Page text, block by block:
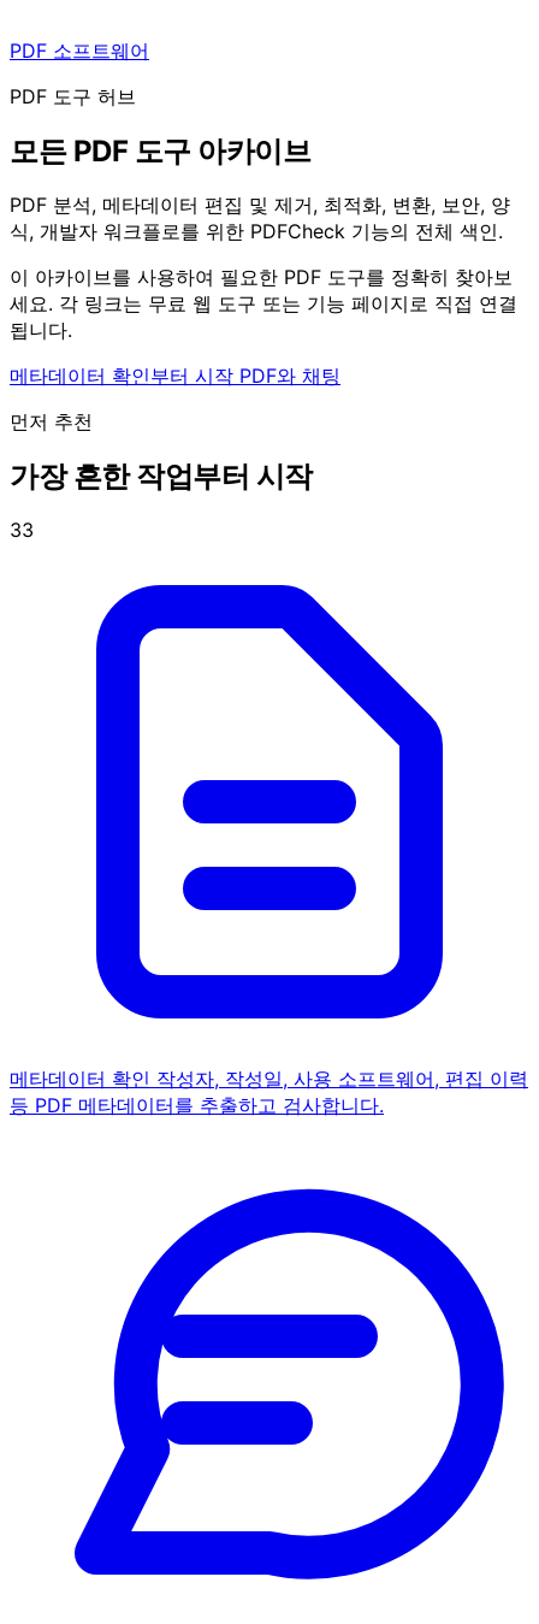
PDF 소프트웨어
PDF 도구 허브
모든 PDF 도구 아카이브
PDF 분석, 메타데이터 편집 및 제거, 최적화, 변환, 보안, 양
식, 개발자 워크플로를 위한 PDFCheck 기능의 전체 색인.
이 아카이브를 사용하여 필요한 PDF 도구를 정확히 찾아보
세요. 각 링크는 무료 웹 도구 또는 기능 페이지로 직접 연결
됩니다.
메타데이터 확인부터 시작 PDF와 채팅
먼저 추천
가장 흔한 작업부터 시작
33
메타데이터 확인 작성자, 작성일, 사용 소프트웨어, 편집 이력
등 PDF 메타데이터를 추출하고 검사합니다.